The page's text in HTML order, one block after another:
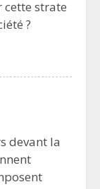
cette strate
?
devant la